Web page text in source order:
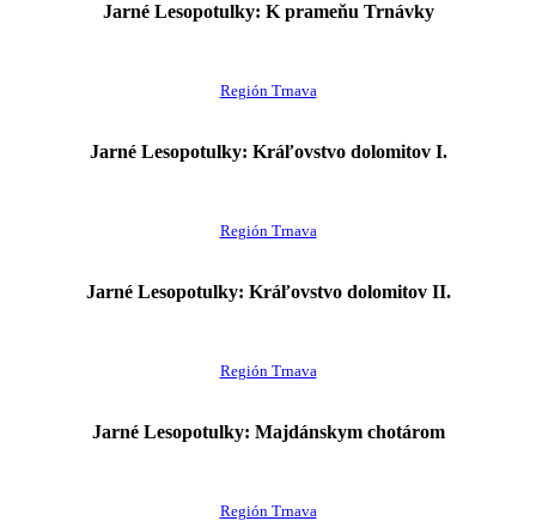
Jarné Lesopotulky: K prameňu Trnávky
Región Trnava
Jarné Lesopotulky: Kráľovstvo dolomitov I.
Región Trnava
Jarné Lesopotulky: Kráľovstvo dolomitov II.
Región Trnava
Jarné Lesopotulky: Majdánskym chotárom
Región Trnava